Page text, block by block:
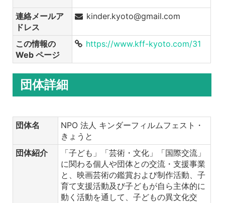
連絡メールア
ドレス
kinder.kyoto@gmail.com
この情報の
Web ページ
https://www.kff-kyoto.com/31
団体詳細
団体名
NPO 法人 キンダーフィルムフェスト・
きょうと
団体紹介
「子ども」「芸術・文化」「国際交流」
に関わる個人や団体との交流・支援事業
と、映画芸術の鑑賞および制作活動、子
育て支援活動及び子どもが自ら主体的に
動く活動を通して、子どもの異文化交